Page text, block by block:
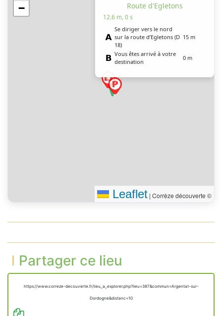
−
Route d'Egletons
12.6 m, 0 s
Se diriger vers le nord
sur la route d’Egletons (D
18)
15 m
Vous êtes arrivé à votre
destination
0 m
Leaflet | Corrèze découverte ©
Partager ce lieu
https://www.correze-decouverte.fr/lieu_a_explorer.php?lieu=387&commun=Argentat-sur-
Dordogne&distanc=10